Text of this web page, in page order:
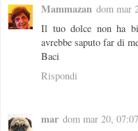
Mammazan dom mar
Il tuo dolce non ha
avrebbe saputo far di
Baci
Rispondi
mar dom mar 20,